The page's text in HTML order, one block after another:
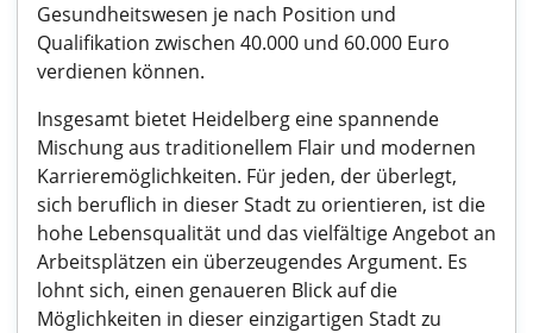
Gesundheitswesen je nach Position und
Qualifikation zwischen 40.000 und 60.000 Euro
verdienen können.
Insgesamt bietet Heidelberg eine spannende
Mischung aus traditionellem Flair und modernen
Karrieremöglichkeiten. Für jeden, der überlegt,
sich beruflich in dieser Stadt zu orientieren, ist die
hohe Lebensqualität und das vielfältige Angebot an
Arbeitsplätzen ein überzeugendes Argument. Es
lohnt sich, einen genaueren Blick auf die
Möglichkeiten in dieser einzigartigen Stadt zu